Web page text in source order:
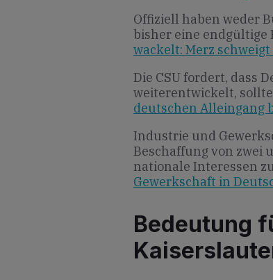
Offiziell haben weder
bisher eine endgültige
wackelt: Merz
Die CSU fordert, dass
weiterentwickelt,
deutschen Alleingang
Industrie und
Beschaffung von zwei
nationale Interessen
Gewerkschaft in
Bedeutung